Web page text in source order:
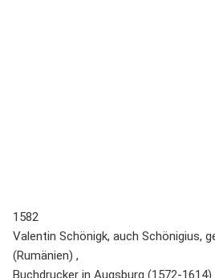
1582
Valentin Schönigk, auch Schönigius,
(Rumänien) ,
Buchdrucker in Augsburg (1572-1614)